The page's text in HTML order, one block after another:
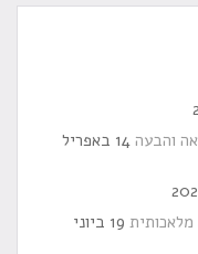
והבעה
14 באפריל
19 ביוני